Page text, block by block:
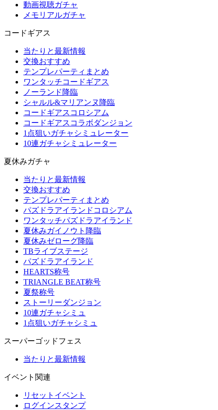
動画視聴ガチャ
メモリアルガチャ
コードギアス
当たりと最新情報
交換おすすめ
テンプレパーティまとめ
ワンタッチコードギアス
ノーランド降臨
シャルル&マリアンヌ降臨
コードギアスコロシアム
コードギアスコラボダンジョン
1点狙いガチャシミュレーター
10連ガチャシミュレーター
夏休みガチャ
当たりと最新情報
交換おすすめ
テンプレパーティまとめ
パズドラアイランドコロシアム
ワンタッチパズドラアイランド
夏休みガイノウト降臨
夏休みゼローグ降臨
TBライブステージ
パズドラアイランド
HEARTS称号
TRIANGLE BEAT称号
夏祭称号
ストーリーダンジョン
10連ガチャシミュ
1点狙いガチャシミュ
スーパーゴッドフェス
当たりと最新情報
イベント関連
リセットイベント
ログインスタンプ